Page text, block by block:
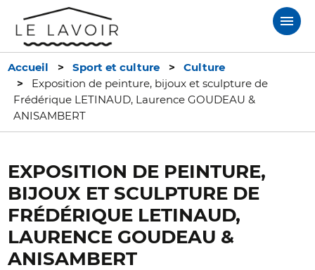
principal
Accueil Sport et culture
Culture
Exposition de peinture, bijoux et sculpture de
Frédérique LETINAUD, Laurence GOUDEAU &
ANISAMBERT
EXPOSITION DE PEINTURE,
BIJOUX ET SCULPTURE DE
FRÉDÉRIQUE LETINAUD,
LAURENCE GOUDEAU &
ANISAMBERT